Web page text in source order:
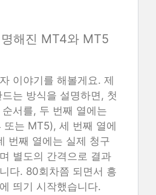
해진 MT4와 MT5
이야기를 해볼게요. 제
는 방식을 설명하면, 첫
서를, 두 번째 열에는
는 MT5), 세 번째 열에
번째 열에는 실제 청구
별도의 간격으로 결과
다. 80회차쯤 되면서 흥
띄기 시작했습니다.